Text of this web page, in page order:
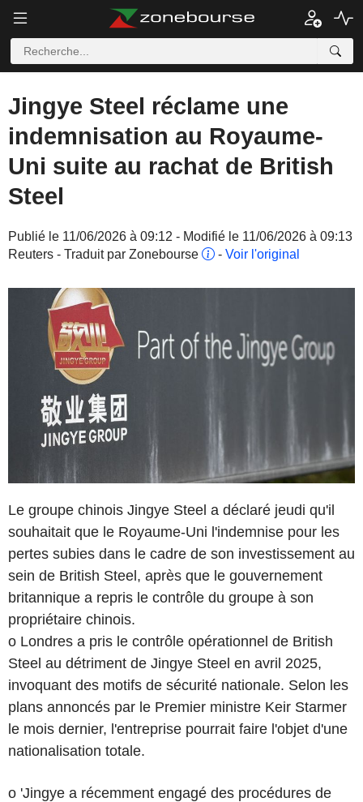
Jingye Steel réclame une
indemnisation au Royaume-
Uni suite au rachat de British
Steel
Publié le 11/06/2026 à 09:12 - Modifié le 11/06/2026 à 09:13
Reuters - Traduit par Zonebourse
- Voir l'original
Le groupe chinois Jingye Steel a déclaré jeudi qu'il
souhaitait que le Royaume-Uni l'indemnise pour les
pertes subies dans le cadre de son investissement au
sein de British Steel, après que le gouvernement
britannique a repris le contrôle du groupe à son
propriétaire chinois.
o Londres a pris le contrôle opérationnel de British
Steel au détriment de Jingye Steel en avril 2025,
invoquant des motifs de sécurité nationale. Selon les
plans annoncés par le Premier ministre Keir Starmer
le mois dernier, l'entreprise pourrait faire l'objet d'une
nationalisation totale.
o 'Jingye a récemment engagé des procédures de